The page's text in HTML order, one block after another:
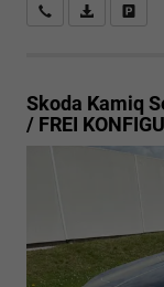
Rückrufbitte
PDF-
Skoda Kamiq
/ FREI